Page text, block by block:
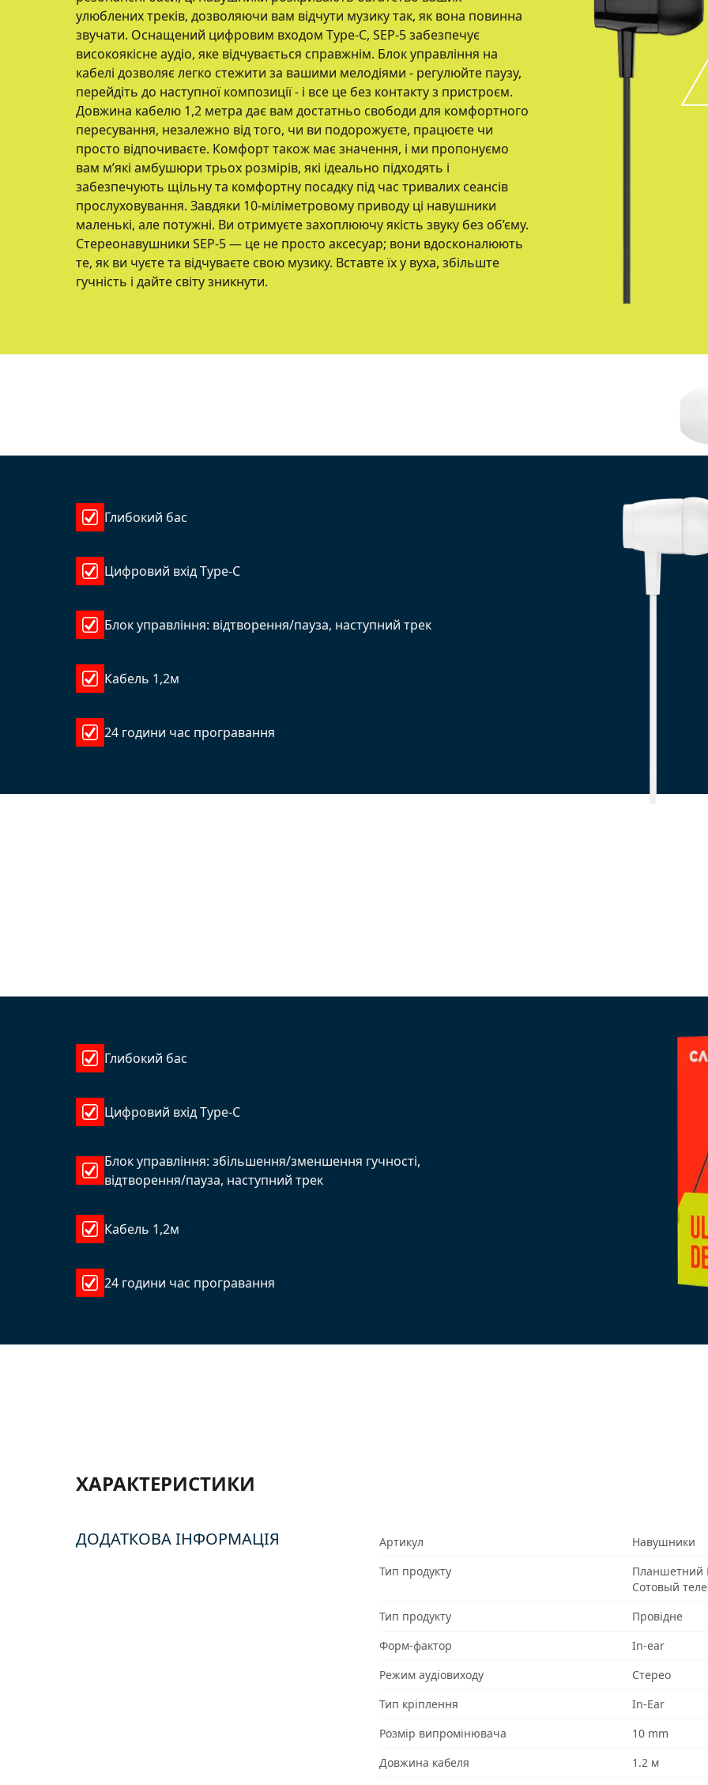
улюблених треків, дозволяючи вам відчути музику так, як вона повинна
звучати. Оснащений цифровим входом Type-C, SEP-5 забезпечує
високоякісне аудіо, яке відчувається справжнім. Блок управління на
кабелі дозволяє легко стежити за вашими мелодіями - регулюйте паузу,
перейдіть до наступної композиції - і все це без контакту з пристроєм.
Довжина кабелю 1,2 метра дає вам достатньо свободи для комфортного
пересування, незалежно від того, чи ви подорожуєте, працюєте чи
просто відпочиваєте. Комфорт також має значення, і ми пропонуємо
вам м’які амбушюри трьох розмірів, які ідеально підходять і
забезпечують щільну та комфортну посадку під час тривалих сеансів
прослуховування. Завдяки 10-міліметровому приводу ці навушники
маленькі, але потужні. Ви отримуєте захоплюючу якість звуку без об’єму.
Стереонавушники SEP-5 — це не просто аксесуар; вони вдосконалюють
те, як ви чуєте та відчуваєте свою музику. Вставте їх у вуха, збільште
гучність і дайте світу зникнути.
Глибокий бас
Цифровий вхід Type-C
Блок управління: відтворення/пауза, наступний трек
Кабель 1,2м
24 години час програвання
Глибокий бас
Цифровий вхід Type-C
Блок управління: збільшення/зменшення гучності,
відтворення/пауза, наступний трек
Кабель 1,2м
24 години час програвання
ХАРАКТЕРИСТИКИ
ДОДАТКОВА ІНФОРМАЦІЯ Артикул
Навушники
Тип продукту
Планшетний
Сотовый
Тип продукту
Провідне
Форм-фактор
In-ear
Режим аудіовиходу
Стерео
Тип кріплення
In-Ear
Розмір випромінювача
10 mm
Довжина кабеля
1.2 м